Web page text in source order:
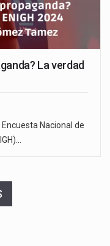
La verdad
Nacional de